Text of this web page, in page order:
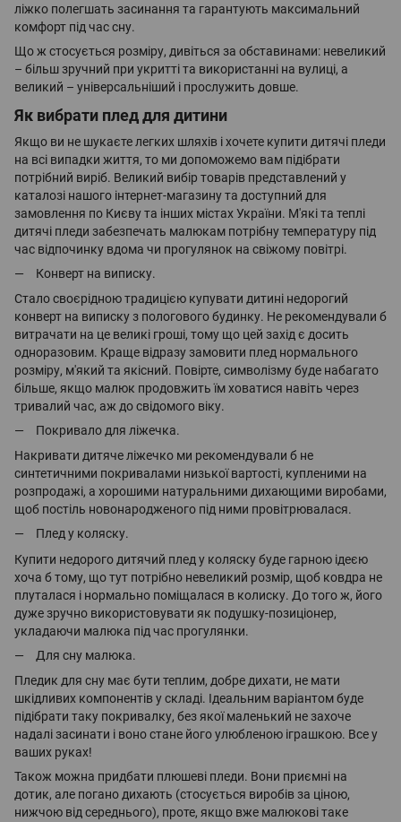
ліжко полегшать засинання та гарантують максимальний
комфорт під час сну.
Що ж стосується розміру, дивіться за обставинами: невеликий
– більш зручний при укритті та використанні на вулиці, а
великий – універсальніший і прослужить довше.
Як вибрати плед для дитини
Якщо ви не шукаєте легких шляхів і хочете купити дитячі пледи
на всі випадки життя, то ми допоможемо вам підібрати
потрібний виріб. Великий вибір товарів представлений у
каталозі нашого інтернет-магазину та доступний для
замовлення по Києву та інших містах України. М'які та теплі
дитячі пледи забезпечать малюкам потрібну температуру під
час відпочинку вдома чи прогулянок на свіжому повітрі.
Конверт на виписку.
Стало своєрідною традицією купувати дитині недорогий
конверт на виписку з пологового будинку. Не рекомендували б
витрачати на це великі гроші, тому що цей захід є досить
одноразовим. Краще відразу замовити плед нормального
розміру, м'який та якісний. Повірте, символізму буде набагато
більше, якщо малюк продовжить їм ховатися навіть через
тривалий час, аж до свідомого віку.
Покривало для ліжечка.
Накривати дитяче ліжечко ми рекомендували б не
синтетичними покривалами низької вартості, купленими на
розпродажі, а хорошими натуральними дихающими виробами,
щоб постіль новонародженого під ними провітрювалася.
Плед у коляску.
Купити недорого дитячий плед у коляску буде гарною ідеєю
хоча б тому, що тут потрібно невеликий розмір, щоб ковдра не
плуталася і нормально поміщалася в колиску. До того ж, його
дуже зручно використовувати як подушку-позиціонер,
укладаючи малюка під час прогулянки.
Для сну малюка.
Пледик для сну має бути теплим, добре дихати, не мати
шкідливих компонентів у складі. Ідеальним варіантом буде
підібрати таку покривалку, без якої маленький не захоче
надалі засинати і воно стане його улюбленою іграшкою. Все у
ваших руках!
Також можна придбати плюшеві пледи. Вони приємні на
дотик, але погано дихають (стосується виробів за ціною,
нижчою від середнього), проте, якщо вже малюкові таке